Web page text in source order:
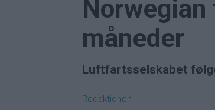
måneder
Luftfartsselskabet
Redaktionen